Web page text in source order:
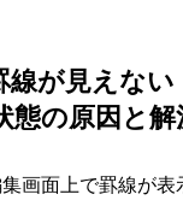
線が見えな
態の原因と解
画面上で罫線が表